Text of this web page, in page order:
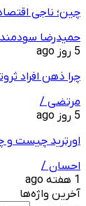
چین؛ ناجی
حمیدرضا
5 روز ago
چرا ذهن افراد
مرتضی /
5 روز ago
اورترید چیست و
احسان /
1 هفته ago
آخرین واژه‌ها